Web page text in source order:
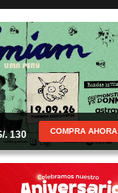
. 130 COMPRA AHORA